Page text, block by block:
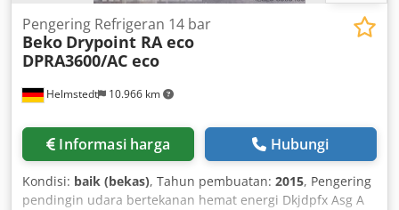
Helmstedt 10.966 km
Pengering Refrigeran 14 bar
Beko Drypoint RA eco
DPRA3600/AC eco
Informasi harga Hubungi
Kondisi: baik (bekas), Tahun pembuatan: 2015, Pengering
pendingin udara bertekanan hemat energi Dkjdpfx Asg A